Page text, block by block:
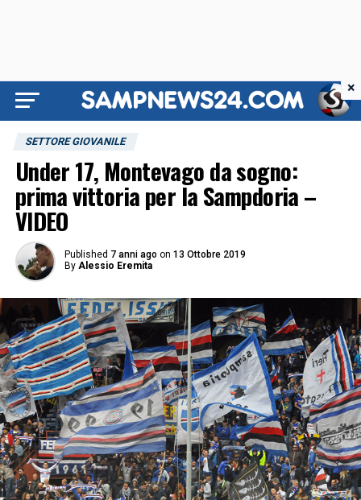
SETTORE GIOVANILE
Under 17, Montevago da sogno:
prima vittoria per la Sampdoria –
VIDEO
Published 7 anni ago on 13 Ottobre 2019
By Alessio Eremita
×